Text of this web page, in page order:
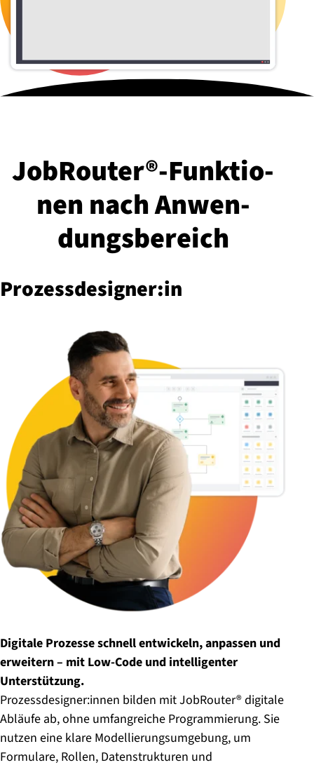
JobRouter®-Funk­tio­
nen nach An­wen­
dungs­be­reich
Pro­zess­de­si­gner:in
Digitale Prozesse schnell entwickeln, anpassen und
erweitern – mit Low-Code und intelligenter
Unterstützung.
Prozessdesigner:innen bilden mit JobRouter® digitale
Abläufe ab, ohne umfangreiche Programmierung. Sie
nutzen eine klare Modellierungsumgebung, um
Formulare, Rollen, Datenstrukturen und